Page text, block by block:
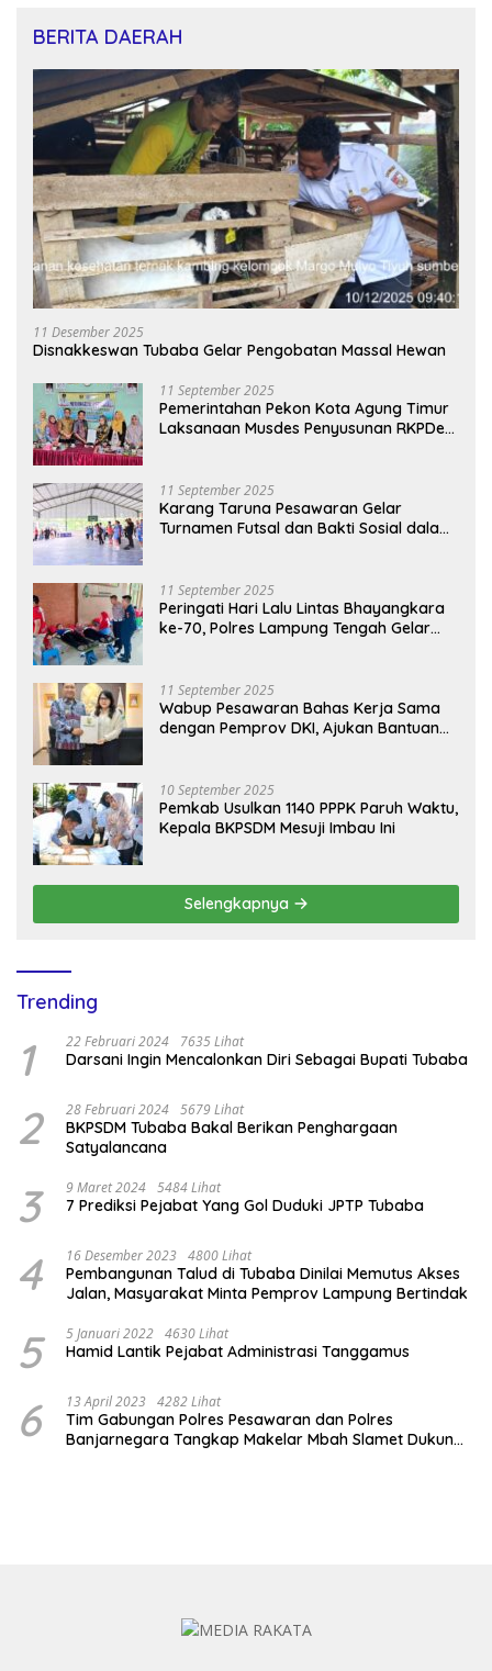
BERITA DAERAH
11 Desember 2025
Disnakkeswan Tubaba Gelar Pengobatan Massal Hewan
11 September 2025
Pemerintahan Pekon Kota Agung Timur
Laksanaan Musdes Penyusunan RKPDes
11 September 2025
Karang Taruna Pesawaran Gelar
Turnamen Futsal dan Bakti Sosial dalam
11 September 2025
Peringati Hari Lalu Lintas Bhayangkara
ke-70, Polres Lampung Tengah Gelar
11 September 2025
Wabup Pesawaran Bahas Kerja Sama
dengan Pemprov DKI, Ajukan Bantuan
10 September 2025
Pemkab Usulkan 1140 PPPK Paruh Waktu,
Kepala BKPSDM Mesuji Imbau Ini
Selengkapnya
Trending
1 22 Februari 2024 7635 Lihat
Darsani Ingin Mencalonkan Diri Sebagai Bupati Tubaba
2 28 Februari 2024 5679 Lihat
BKPSDM Tubaba Bakal Berikan Penghargaan
Satyalancana
3 9 Maret 2024 5484 Lihat
7 Prediksi Pejabat Yang Gol Duduki JPTP Tubaba
4 16 Desember 2023 4800 Lihat
Pembangunan Talud di Tubaba Dinilai Memutus Akses
Jalan, Masyarakat Minta Pemprov Lampung Bertindak
5 5 Januari 2022 4630 Lihat
Hamid Lantik Pejabat Administrasi Tanggamus
6 13 April 2023 4282 Lihat
Tim Gabungan Polres Pesawaran dan Polres
Banjarnegara Tangkap Makelar Mbah Slamet Dukun